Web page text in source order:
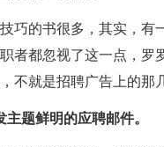
巧的书很多，其实，有
者都忽视了这一点，罗
不就是招聘广告上的那
题鲜明的应聘邮件。